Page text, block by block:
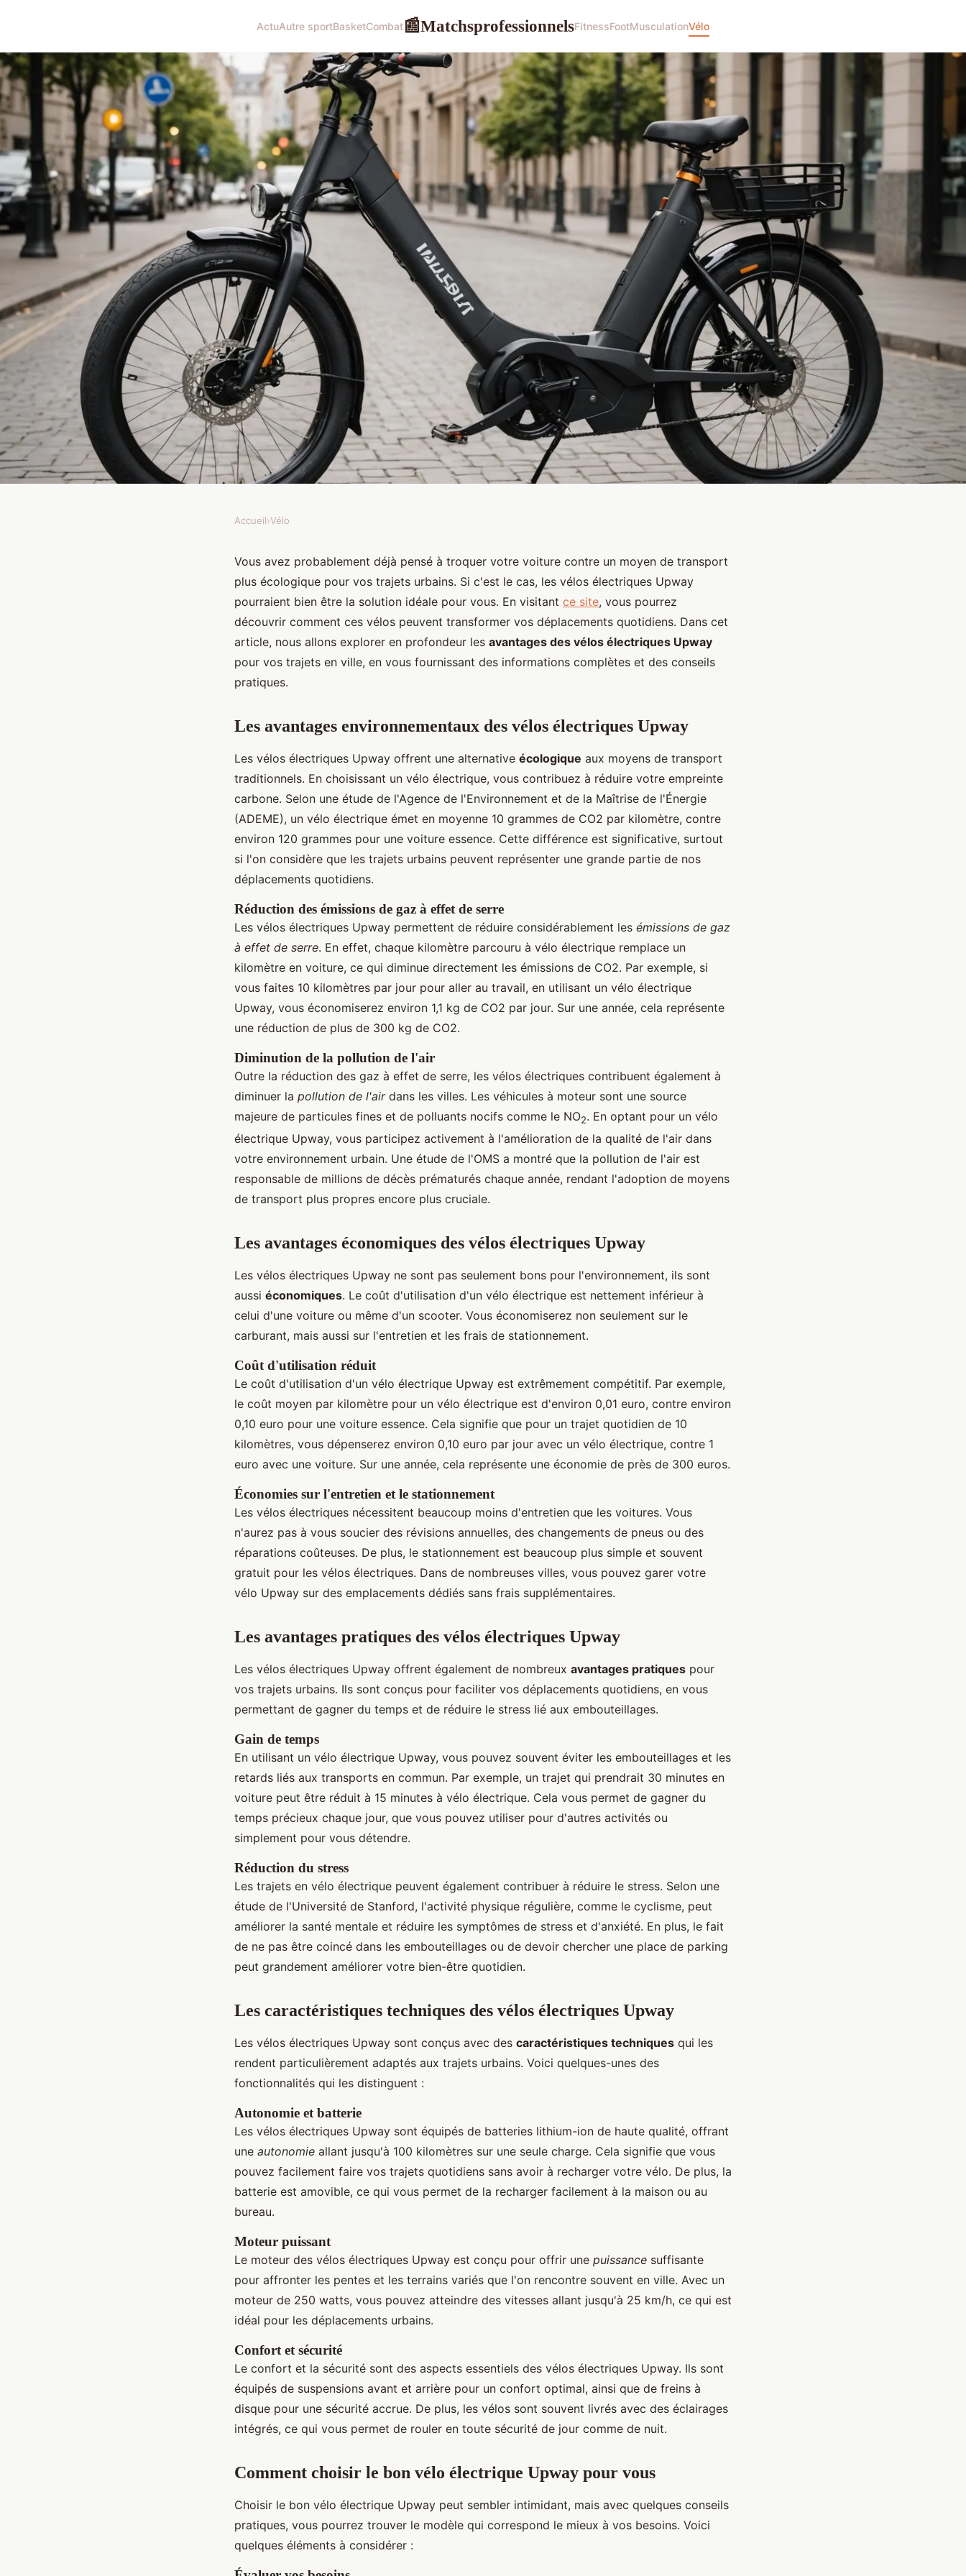
ActuAutre sportBasketCombat📰MatchsprofessionnelsFitnessFootMusculationVélo
Découvrez les avantages des vélos
électriques upway pour vos trajets
Accueil›Vélo
Vous avez probablement déjà pensé à troquer votre voiture contre un moyen de transport
plus écologique pour vos trajets urbains. Si c'est le cas, les vélos électriques Upway
pourraient bien être la solution idéale pour vous. En visitant ce site, vous pourrez
découvrir comment ces vélos peuvent transformer vos déplacements quotidiens. Dans cet
article, nous allons explorer en profondeur les avantages des vélos électriques Upway
pour vos trajets en ville, en vous fournissant des informations complètes et des conseils
pratiques.
Les avantages environnementaux des vélos électriques Upway
Les vélos électriques Upway offrent une alternative écologique aux moyens de transport
traditionnels. En choisissant un vélo électrique, vous contribuez à réduire votre empreinte
carbone. Selon une étude de l'Agence de l'Environnement et de la Maîtrise de l'Énergie
(ADEME), un vélo électrique émet en moyenne 10 grammes de CO2 par kilomètre, contre
environ 120 grammes pour une voiture essence. Cette différence est significative, surtout
si l'on considère que les trajets urbains peuvent représenter une grande partie de nos
déplacements quotidiens.
Réduction des émissions de gaz à effet de serre
Les vélos électriques Upway permettent de réduire considérablement les émissions de gaz
à effet de serre. En effet, chaque kilomètre parcouru à vélo électrique remplace un
kilomètre en voiture, ce qui diminue directement les émissions de CO2. Par exemple, si
vous faites 10 kilomètres par jour pour aller au travail, en utilisant un vélo électrique
Upway, vous économiserez environ 1,1 kg de CO2 par jour. Sur une année, cela représente
une réduction de plus de 300 kg de CO2.
Diminution de la pollution de l'air
Outre la réduction des gaz à effet de serre, les vélos électriques contribuent également à
diminuer la pollution de l'airdans les villes. Les véhicules à moteur sont une source
majeure de particules fines et de polluants nocifs comme le NO2. En optant pour un vélo
électrique Upway, vous participez activement à l'amélioration de la qualité de l'air dans
votre environnement urbain. Une étude de l'OMS a montré que la pollution de l'air est
responsable de millions de décès prématurés chaque année, rendant l'adoption de moyens
de transport plus propres encore plus cruciale.
Les avantages économiques des vélos électriques Upway
Les vélos électriques Upway ne sont pas seulement bons pour l'environnement, ils sont
aussi économiques. Le coût d'utilisation d'un vélo électrique est nettement inférieur à
celui d'une voiture ou même d'un scooter. Vous économiserez non seulement sur le
carburant, mais aussi sur l'entretien et les frais de stationnement.
Coût d'utilisation réduit
Le coût d'utilisation d'un vélo électrique Upway est extrêmement compétitif. Par exemple,
le coût moyen par kilomètre pour un vélo électrique est d'environ 0,01 euro, contre environ
0,10 euro pour une voiture essence. Cela signifie que pour un trajet quotidien de 10
kilomètres, vous dépenserez environ 0,10 euro par jour avec un vélo électrique, contre 1
euro avec une voiture. Sur une année, cela représente une économie de près de 300 euros.
Économies sur l'entretien et le stationnement
Les vélos électriques nécessitent beaucoup moins d'entretien que les voitures. Vous
n'aurez pas à vous soucier des révisions annuelles, des changements de pneus ou des
réparations coûteuses. De plus, le stationnement est beaucoup plus simple et souvent
gratuit pour les vélos électriques. Dans de nombreuses villes, vous pouvez garer votre
vélo Upway sur des emplacements dédiés sans frais supplémentaires.
Les avantages pratiques des vélos électriques Upway
Les vélos électriques Upway offrent également de nombreux avantages pratiques pour
vos trajets urbains. Ils sont conçus pour faciliter vos déplacements quotidiens, en vous
permettant de gagner du temps et de réduire le stress lié aux embouteillages.
Gain de temps
En utilisant un vélo électrique Upway, vous pouvez souvent éviter les embouteillages et les
retards liés aux transports en commun. Par exemple, un trajet qui prendrait 30 minutes en
voiture peut être réduit à 15 minutes à vélo électrique. Cela vous permet de gagner du
temps précieux chaque jour, que vous pouvez utiliser pour d'autres activités ou
simplement pour vous détendre.
Réduction du stress
Les trajets en vélo électrique peuvent également contribuer à réduire le stress. Selon une
étude de l'Université de Stanford, l'activité physique régulière, comme le cyclisme, peut
améliorer la santé mentale et réduire les symptômes de stress et d'anxiété. En plus, le fait
de ne pas être coincé dans les embouteillages ou de devoir chercher une place de parking
peut grandement améliorer votre bien-être quotidien.
Les caractéristiques techniques des vélos électriques Upway
Les vélos électriques Upway sont conçus avec des caractéristiques techniques qui les
rendent particulièrement adaptés aux trajets urbains. Voici quelques-unes des
fonctionnalités qui les distinguent :
Autonomie et batterie
Les vélos électriques Upway sont équipés de batteries lithium-ion de haute qualité, offrant
une autonomie allant jusqu'à 100 kilomètres sur une seule charge. Cela signifie que vous
pouvez facilement faire vos trajets quotidiens sans avoir à recharger votre vélo. De plus, la
batterie est amovible, ce qui vous permet de la recharger facilement à la maison ou au
bureau.
Moteur puissant
Le moteur des vélos électriques Upway est conçu pour offrir une puissance suffisante
pour affronter les pentes et les terrains variés que l'on rencontre souvent en ville. Avec un
moteur de 250 watts, vous pouvez atteindre des vitesses allant jusqu'à 25 km/h, ce qui est
idéal pour les déplacements urbains.
Confort et sécurité
Le confort et la sécurité sont des aspects essentiels des vélos électriques Upway. Ils sont
équipés de suspensions avant et arrière pour un confort optimal, ainsi que de freins à
disque pour une sécurité accrue. De plus, les vélos sont souvent livrés avec des éclairages
intégrés, ce qui vous permet de rouler en toute sécurité de jour comme de nuit.
Comment choisir le bon vélo électrique Upway pour vous
Choisir le bon vélo électrique Upway peut sembler intimidant, mais avec quelques conseils
pratiques, vous pourrez trouver le modèle qui correspond le mieux à vos besoins. Voici
quelques éléments à considérer :